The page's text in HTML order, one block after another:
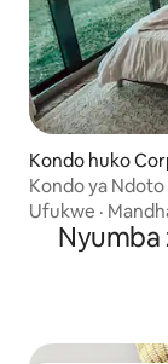
Kondo huko
Kondo ya
Ufukwe ·
Nyumba